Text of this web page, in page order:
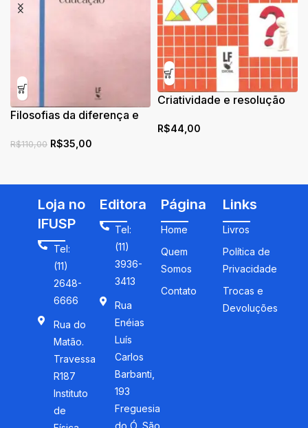
Filosofias da diferença e
R$110,00 R$35,00
Criatividade e resolução
R$44,00
Loja no
IFUSP
Tel:
(11)
2648-
6666
Rua do
Matão.
Travessa
R187
Instituto
de
Editora
Tel:
(11)
3936-
3413
Rua
Enéias
Luís
Carlos
Barbanti,
193
Freguesia
do Ó, São
Página
Home
Quem
Somos
Contato
Links
Livros
Política de
Privacidade
Trocas e
Devoluções